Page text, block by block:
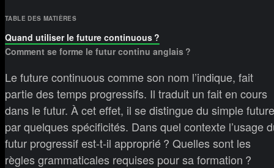
TABLE DES MATIÈRES
Quand utiliser le future continuous ?
Comment se forme le futur continu anglais ?
Le future continuous comme son nom l’indique, fait
partie des temps progressifs. Il traduit un fait en cours
dans le futur. À cet effet, il se distingue du simple future
par quelques spécificités. Dans quel contexte l’usage
futur progressif est-t-il approprié ? Quelles sont les
règles grammaticales requises pour sa formation ?